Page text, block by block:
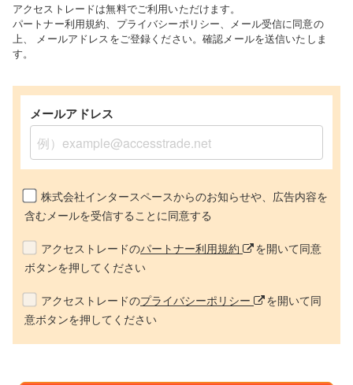
アクセストレードは無料でご利用いただけます。
パートナー利用規約、プライバシーポリシー、メール受信に同意の
上、
メールアドレスをご登録ください。確認メールを送信いたしま
す。
メールアドレス
株式会社インタースペースからのお知らせや、広告内容を
含むメールを受信することに同意する
アクセストレードのパートナー利用規約
を開いて同意
ボタンを押してください
アクセストレードのプライバシーポリシー
を開いて同
意ボタンを押してください